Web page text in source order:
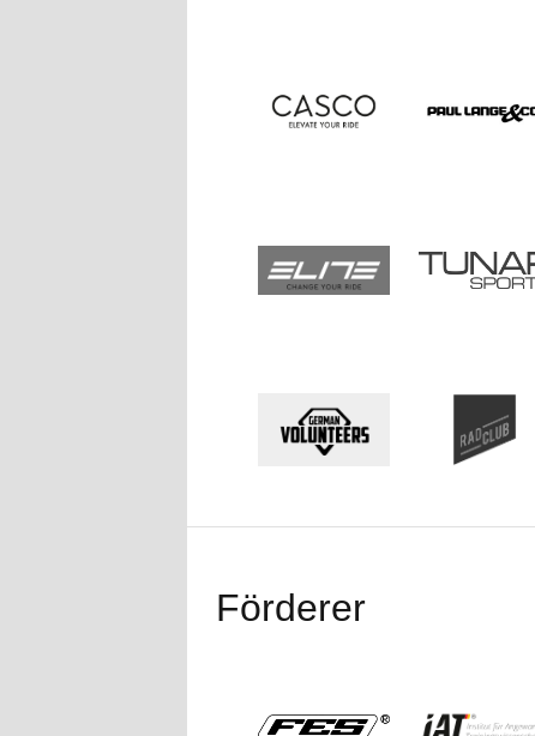
Förderer